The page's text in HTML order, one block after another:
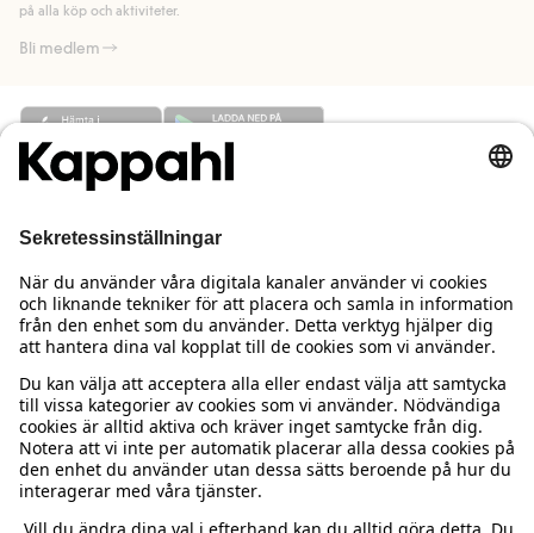
på alla köp och aktiviteter.
Bli medlem
Behöver du hjälp?
Kundservice
Vanliga frågor
Beställning & retur
Kontakta oss
Kappahl Club
Logga in
Kappahl Club
Medlemsvillkor
Om oss
Om Kappahl Group
Villkor & policy
Köpvillkor Sverige
Mer från oss